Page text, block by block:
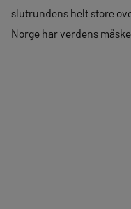
slutrundens helt store
Norge har verdens